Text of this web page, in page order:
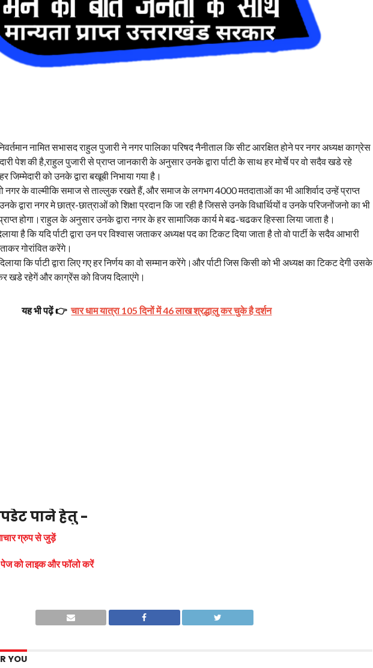
नामित सभासद राहुल पुजारी ने नगर पालिका परिषद नैनीताल कि सीट आरक्षित होने पर नगर अध्यक्ष काग्रेस
पेश की है,राहुल पुजारी से प्राप्त जानकारी के अनुसार उनके द्वारा र्पाटी के साथ हर मोर्चे पर वो सदैव खडे रहे
जिम्मेदारी को उनके द्वारा बखूबी निभाया गया है।
नगर के वाल्मीकि समाज से ताल्लुक रखते हैं, और समाज के लगभग 4000 मतदाताओं का भी आशिर्वाद उन्हें प्राप्त
उनके द्वारा नगर मे छात्र-छात्राओं को शिक्षा प्रदान कि जा रही है जिससे उनके विधार्थियों व उनके परिजनोंजनो का भी
होगा।राहुल के अनुसार उनके द्वारा नगर के हर सामाजिक कार्य मे बढ-चढकर हिस्सा लिया जाता है।
है कि यदि र्पाटी द्वारा उन पर विश्वास जताकर अध्यक्ष पद का टिकट दिया जाता है तो वो पार्टी के सदैव आभारी
गोरांवित करेंगे।
कि र्पाटी द्वारा लिए गए हर निर्णय का वो सम्मान करेंगे।और र्पाटी जिस किसी को भी अध्यक्ष का टिकट देगी उसके
खडे रहेगें और काग्रेंस को विजय दिलाएंगे।
यह भी पढ़ें 👉 चार धाम यात्रा 105 दिनों में 46 लाख श्रद्धालु कर चुके है दर्शन
पाने हेतु -
ग्रुप से जुड़ें
को लाइक और फॉलो करें
YOU